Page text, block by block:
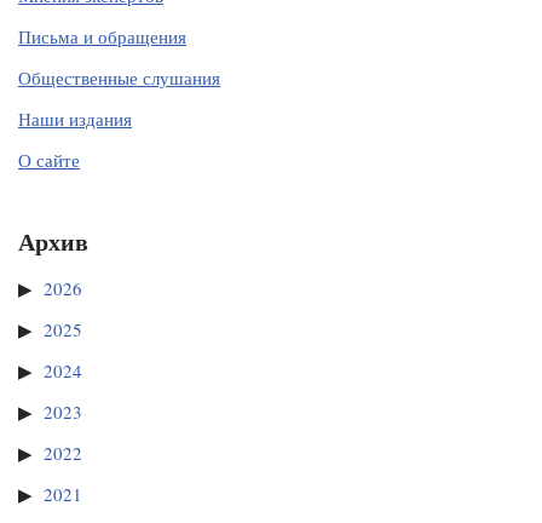
Письма и обращения
Общественные слушания
Наши издания
О сайте
Архив
2026
2025
2024
2023
2022
2021